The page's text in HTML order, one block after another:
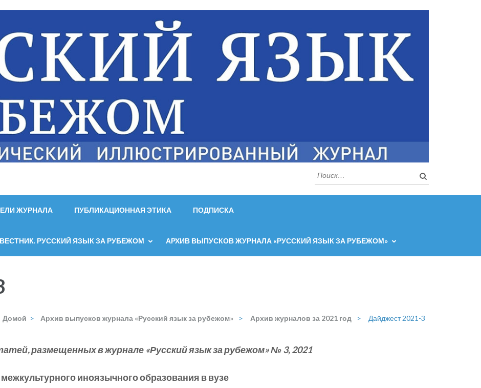
ЖУРНАЛА ПУБЛИКАЦИОННАЯ ЭТИКА ПОДПИСКА
РУССКИЙ ЯЗЫК ЗА РУБЕЖОМ АРХИВ ВЫПУСКОВ ЖУРНАЛА «РУССКИЙ ЯЗЫК ЗА РУБЕЖОМ»
Домой > Архив выпусков журнала «Русский язык за рубежом» > Архив журналов за 2021 год > Дайджест 2021-3
размещенных вжурнале «Русский язык за рубежом» № 3, 2021
иноязычного образования в вузе